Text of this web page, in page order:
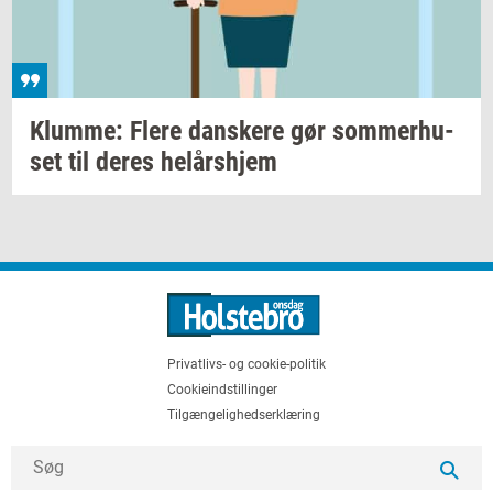
Klum­me: Flere dan­ske­re gør som­mer­hu­
set til deres helårs­hjem
Privatlivs- og cookie-politik
Cookieindstillinger
Tilgængelighedserklæring